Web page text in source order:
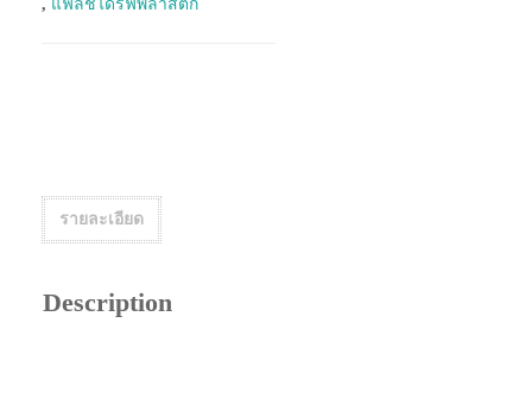
, แฟลชไดร์ฟพลาสติก
รายละเอียด
Description